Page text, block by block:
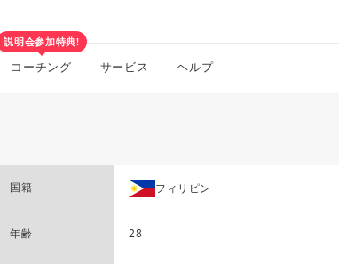
説明会参加特典!
コーチング サービス ヘルプ
国籍 フィリピン
年齢 28